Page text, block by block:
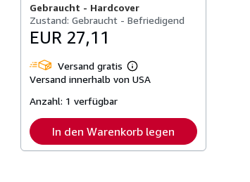
Gebraucht - Hardcover
Zustand: Gebraucht - Befriedigend
EUR 27,11
Versand gratis
Weitere
Informationen
Versand innerhalb von USA
Anzahl: 1 verfügbar
In den Warenkorb legen